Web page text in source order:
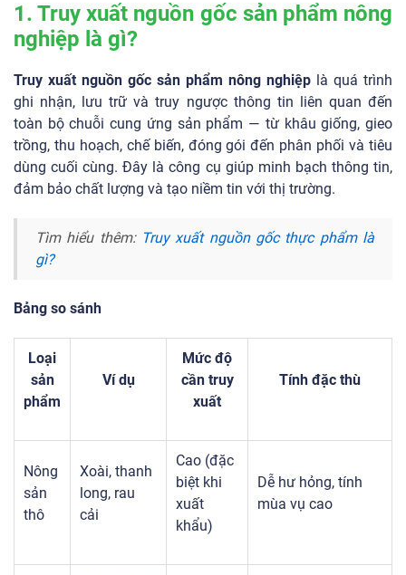
1. Truy xuất nguồn gốc sản phẩm nông
nghiệp là gì?
Truy xuất nguồn gốc sản phẩm nông nghiệp là quá trình
ghi nhận, lưu trữ và truy ngược thông tin liên quan đến
toàn bộ chuỗi cung ứng sản phẩm — từ khâu giống, gieo
trồng, thu hoạch, chế biến, đóng gói đến phân phối và tiêu
dùng cuối cùng. Đây là công cụ giúp minh bạch thông tin,
đảm bảo chất lượng và tạo niềm tin với thị trường.
Tìm hiểu thêm: Truy xuất nguồn gốc thực phẩm là
gì?
Bảng so sánh
Loại
sản
phẩm
Ví dụ
Mức độ
cần truy
xuất
Tính đặc thù
Nông
sản
thô
Xoài, thanh
long, rau
cải
Cao (đặc
biệt khi
xuất
khẩu)
Dễ hư hỏng, tính
mùa vụ cao